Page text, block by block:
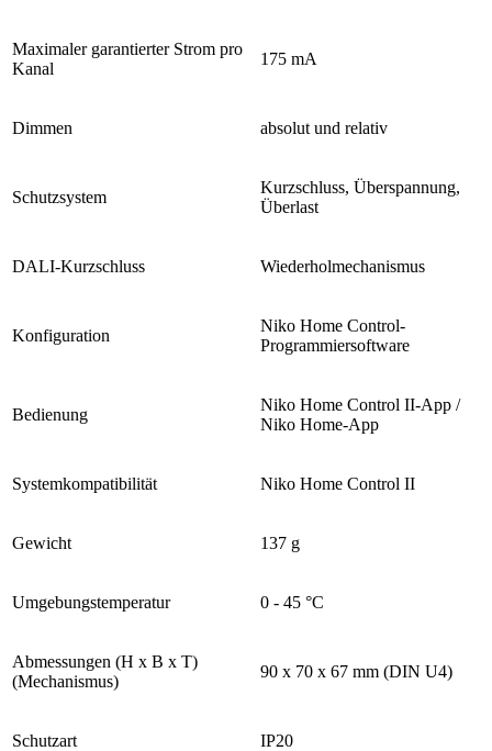
Maximaler garantierter Strom pro
Kanal
175 mA
Dimmen absolut und relativ
Schutzsystem
Kurzschluss, Überspannung,
Überlast
DALI-Kurzschluss Wiederholmechanismus
Konfiguration
Niko Home Control-
Programmiersoftware
Bedienung
Niko Home Control II-App /
Niko Home-App
Systemkompatibilität Niko Home Control II
Gewicht 137 g
Umgebungstemperatur 0 - 45 °C
Abmessungen (H x B x T)
(Mechanismus)
90 x 70 x 67 mm (DIN U4)
Schutzart IP20